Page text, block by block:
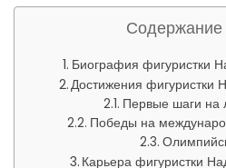
Содержание
Биография фигуристки
Достижения
Первые шаги на
Победы на
Карьера фигуристки